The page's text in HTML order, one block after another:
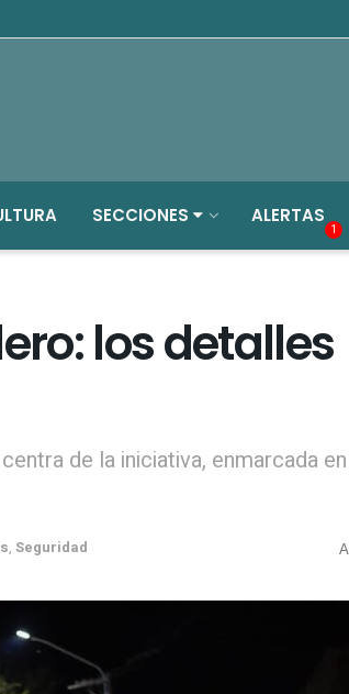
SECCIONES ALERTAS
1
los detalles
de la iniciativa, enmarcada en
, Seguridad A